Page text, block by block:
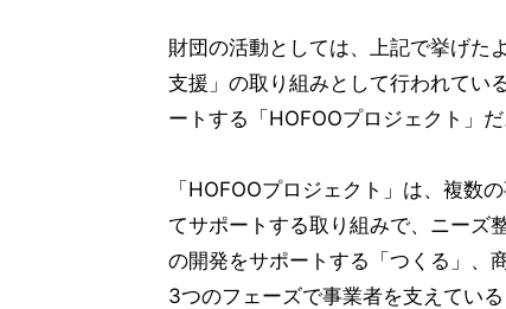
財団の活動としては、上記で挙げた
支援」の取り組みとして行われてい
ートする「HOFOOプロジェクト」だ
「HOFOOプロジェクト」は、複数
てサポートする取り組みで、ニーズ
の開発をサポートする「つくる」、
3つのフェーズで事業者を支えている